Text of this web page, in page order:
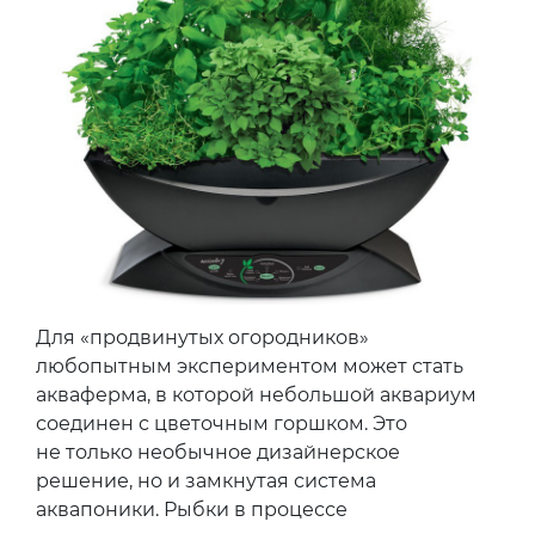
Для «продвинутых огородников»
любопытным экспериментом может стать
акваферма, в которой небольшой аквариум
соединен с цветочным горшком. Это
не только необычное дизайнерское
решение, но и замкнутая система
аквапоники. Рыбки в процессе